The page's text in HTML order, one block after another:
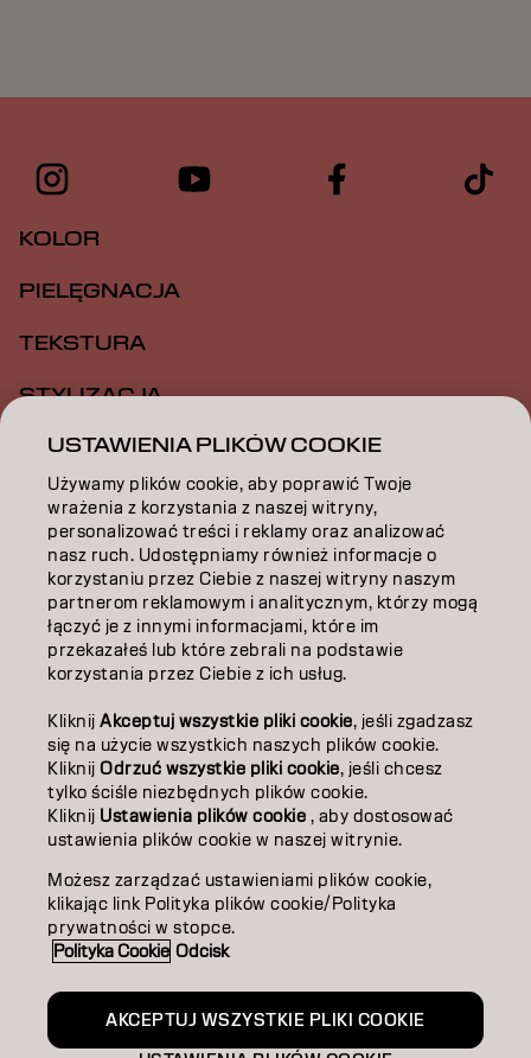
KOLOR
PIELĘGNACJA
TEKSTURA
STYLIZACJA
INSPIRACJA
EDUKACJA
O NAS
ZOSTAŃ PARTNEREM
SKONTAKTUJ SIĘ Z NAMI
KontaktPolityka prywatności
Polityka dotycząca plików cookieWarunki użytkowania
Dostępność
Zaangażowanie na rzecz zrównoważonego rozwoju
PO | Polish
USTAWIENIA PLIKÓW COOKIE
Używamy plików cookie, aby poprawić Twoje
wrażenia z korzystania z naszej witryny,
personalizować treści i reklamy oraz analizować
nasz ruch. Udostępniamy również informacje o
korzystaniu przez Ciebie z naszej witryny naszym
partnerom reklamowym i analitycznym, którzy mogą
łączyć je z innymi informacjami, które im
przekazałeś lub które zebrali na podstawie
korzystania przez Ciebie z ich usług.
KliknijAkceptuj wszystkie pliki cookie, jeśli zgadzasz
się na użycie wszystkich naszych plików cookie.
KliknijOdrzuć wszystkie pliki cookie, jeśli chcesz
tylko ściśle niezbędnych plików cookie.
Kliknij Ustawienia plików cookie , aby dostosować
ustawienia plików cookie w naszej witrynie.
Możesz zarządzać ustawieniami plików cookie,
klikając link Polityka plików cookie/Polityka
prywatności w stopce.
Polityka Cookie Odcisk
AKCEPTUJ WSZYSTKIE PLIKI COOKIE